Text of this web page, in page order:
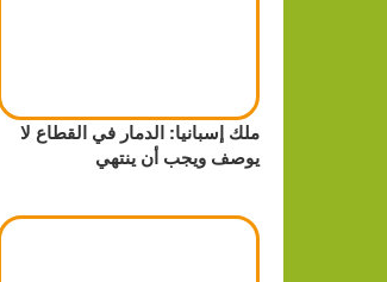
ملك إسبانيا: الدمار في القطاع لا
يوصف ويجب أن ينتهي